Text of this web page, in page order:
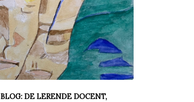
BLOG: DE LERENDE DOCENT,